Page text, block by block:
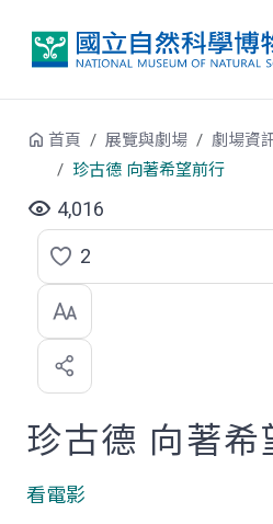
首頁 展覽與劇場 劇場資
珍古德 向著希望前行
4,016
點
選
喜
歡
2
珍古德 向著希
看電影